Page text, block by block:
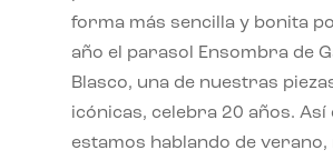
forma más sencilla y bonita
año el parasol Ensombra de
Blasco, una de nuestras
icónicas, celebra 20 años. Así
estamos hablando de verano,